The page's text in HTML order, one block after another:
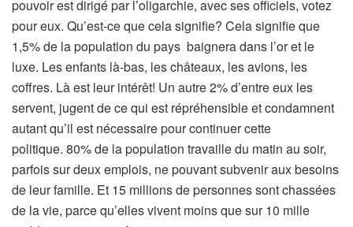
pouvoir est dirigé par l’oligarchie, avec ses officiels, votez
pour eux. Qu’est-ce que cela signifie? Cela signifie que
1,5% de la population du pays baignera dans l’or et le
luxe. Les enfants là-bas, les châteaux, les avions, les
coffres. Là est leur intérêt! Un autre 2% d’entre eux les
servent, jugent de ce qui est répréhensible et condamnent
autant qu’il est nécessaire pour continuer cette
politique. 80% de la population travaille du matin au soir,
parfois sur deux emplois, ne pouvant subvenir aux besoins
de leur famille. Et 15 millions de personnes sont chassées
de la vie, parce qu’elles vivent moins que sur 10 mille